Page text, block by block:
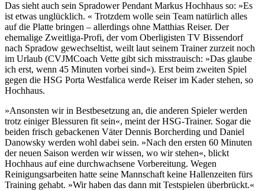
Das sieht auch sein Spradower Pendant Markus Hochhaus so: »Es
ist etwas unglücklich. « Trotzdem wolle sein Team natürlich alles
auf die Platte bringen – allerdings ohne Matthias Reiser. Der
ehemalige Zweitliga-Profi, der vom Oberligisten TV Bissendorf
nach Spradow gewechseltist, weilt laut seinem Trainer zurzeit noch
im Urlaub (CVJMCoach Vette gibt sich misstrauisch: »Das glaube
ich erst, wenn 45 Minuten vorbei sind«). Erst beim zweiten Spiel
gegen die HSG Porta Westfalica werde Reiser im Kader stehen, so
Hochhaus.
»Ansonsten wir in Bestbesetzung an, die anderen Spieler werden
trotz einiger Blessuren fit sein«, meint der HSG-Trainer. Sogar die
beiden frisch gebackenen Väter Dennis Borcherding und Daniel
Danowsky werden wohl dabei sein. »Nach den ersten 60 Minuten
der neuen Saison werden wir wissen, wo wir stehen«, blickt
Hochhaus auf eine durchwachsene Vorbereitung. Wegen
Reinigungsarbeiten hatte seine Mannschaft keine Hallenzeiten fürs
Training gehabt. »Wir haben das dann mit Testspielen überbrückt.«